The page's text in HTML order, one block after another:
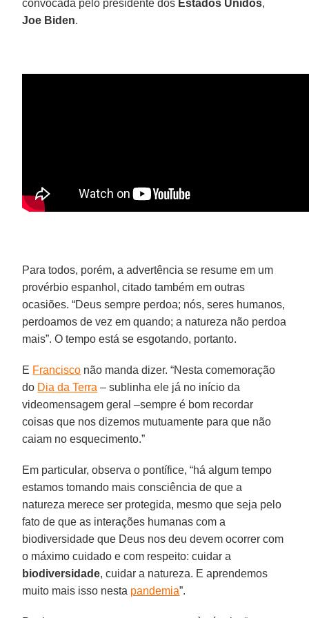
convocada pelo presidente dos Estados Unidos,
Joe Biden.
Para todos, porém, a advertência se resume em um
provérbio espanhol, citado também em outras
ocasiões. “Deus sempre perdoa; nós, seres humanos,
perdoamos de vez em quando; a natureza não perdoa
mais”. O tempo está se esgotando, portanto.
E Francisco não manda dizer. “Nesta comemoração
do Dia da Terra – sublinha ele já no início da
videomensagem geral –sempre é bom recordar
coisas que nos dizemos mutuamente para que não
caiam no esquecimento.”
Em particular, observa o pontífice, “há algum tempo
estamos tomando mais consciência de que a
natureza merece ser protegida, mesmo que seja pelo
fato de que as interações humanas com a
biodiversidade que Deus nos deu devem ocorrer com
o máximo cuidado e com respeito: cuidar a
biodiversidade, cuidar a natureza. E aprendemos
muito mais isso nesta pandemia”.